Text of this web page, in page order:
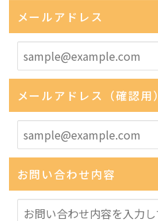
メールアドレス
メールアドレス（確認用）
お問い合わせ内容